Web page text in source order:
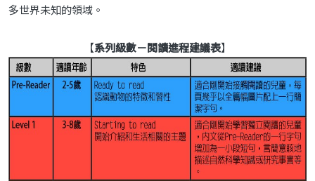
多世界未知的領域。
【系列級數－閱讀進程建議表】